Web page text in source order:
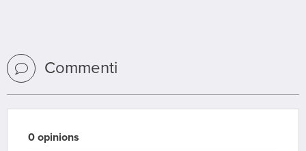
Commenti
0 opinions